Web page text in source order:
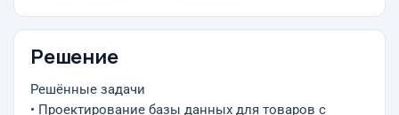
Решение
Решённые задачи
• Проектирование базы данных для товаров с